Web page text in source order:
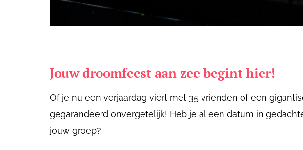
Jouw droomfeest aan zee begint hier!
Of je nu een verjaardag viert met 35 vrienden of een
gegarandeerd onvergetelijk! Heb je al een datum in
jouw groep?